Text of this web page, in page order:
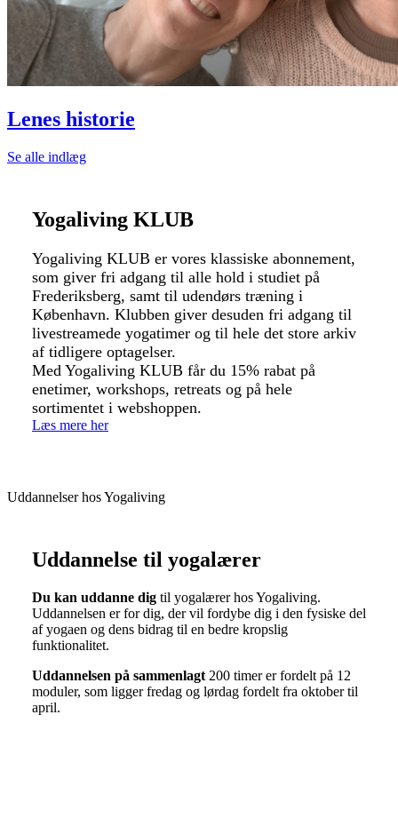
Lenes historie
Se alle indlæg
Yogaliving KLUB
Yogaliving KLUB er vores klassiske abonnement,
som giver fri adgang til alle hold i studiet på
Frederiksberg, samt til udendørs træning i
København. Klubben giver desuden fri adgang til
livestreamede yogatimer og til hele det store arkiv
af tidligere optagelser.
Med Yogaliving KLUB får du 15% rabat på
enetimer, workshops, retreats og på hele
sortimentet i webshoppen.
Læs mere her
Uddannelser hos Yogaliving
Uddannelse til yogalærer
Du kan uddanne dig til yogalærer hos Yogaliving.
Uddannelsen er for dig, der vil fordybe dig i den fysiske del
af yogaen og dens bidrag til en bedre kropslig
funktionalitet.
Uddannelsen på sammenlagt 200 timer er fordelt på 12
moduler, som ligger fredag og lørdag fordelt fra oktober til
april.